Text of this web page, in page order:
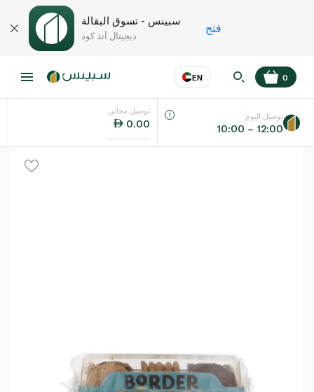
سبينس - تسوق البقالة
ديجيتال آند كود
فتح
EN
اللغة عر
0
توصيل مجاني
0.00
توصيل اليوم
10:00 – 12:00